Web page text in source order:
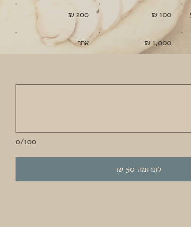
‏100 ‏₪
‏200 ‏₪
אחראחר
0/100
לתרומה ‏50 ‏₪